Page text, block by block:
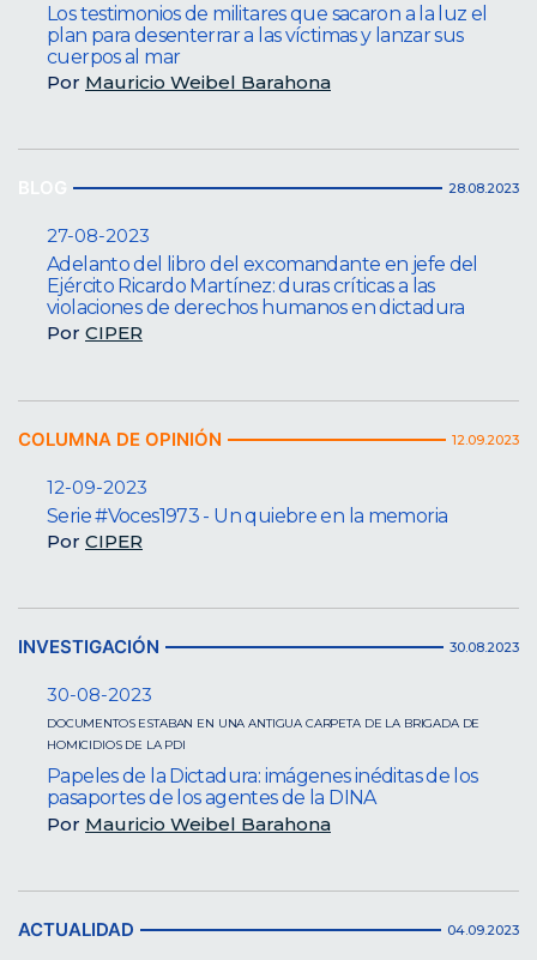
Los testimonios de militares que sacaron a la luz el
plan para desenterrar a las víctimas y lanzar sus
cuerpos al mar
Por Mauricio Weibel Barahona
28.08.2023
27-08-2023
Adelanto del libro del excomandante en jefe del
Ejército Ricardo Martínez: duras críticas a las
violaciones de derechos humanos en dictadura
Por CIPER
COLUMNA DE OPINIÓN 12.09.2023
12-09-2023
Serie #Voces1973 - Un quiebre en la memoria
Por CIPER
INVESTIGACIÓN 30.08.2023
30-08-2023
DOCUMENTOS ESTABAN EN UNA ANTIGUA CARPETA DE LA BRIGADA DE
HOMICIDIOS DE LA PDI
Papeles de la Dictadura: imágenes inéditas de los
pasaportes de los agentes de la DINA
Por Mauricio Weibel Barahona
ACTUALIDAD 04.09.2023